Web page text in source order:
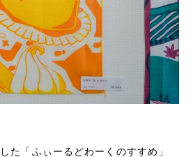
た「ふぃーるどわーくのすすめ」